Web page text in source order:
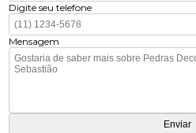
Digite seu telefone
Mensagem